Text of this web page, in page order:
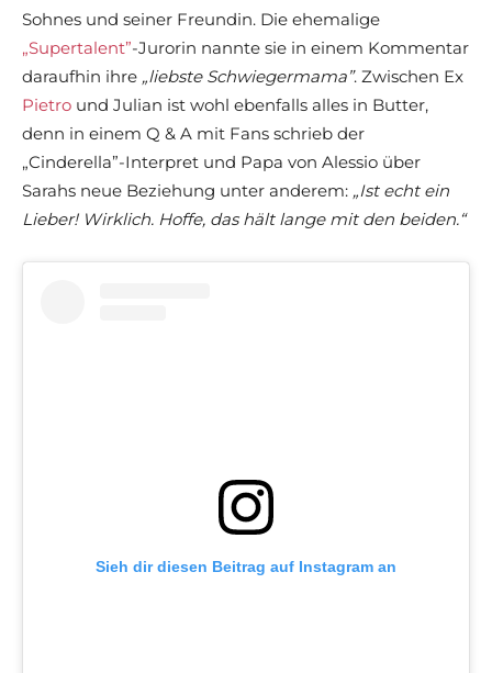
Sohnes und seiner Freundin. Die ehemalige
„Supertalent”-Jurorin nannte sie in einem Kommentar
daraufhin ihre „liebste Schwiegermama”. Zwischen Ex
Pietro und Julian ist wohl ebenfalls alles in Butter,
denn in einem Q & A mit Fans schrieb der
„Cinderella”-Interpret und Papa von Alessio über
Sarahs neue Beziehung unter anderem: „Ist echt ein
Lieber! Wirklich. Hoffe, das hält lange mit den beiden.“
Sieh dir diesen Beitrag auf Instagram an